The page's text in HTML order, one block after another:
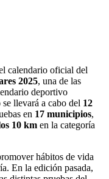
calendario oficial del
2025, una de las
deportivo
llevará a cabo del 12
en 17 municipios,
10 km en la categoría
hábitos de vida
En la edición pasada,